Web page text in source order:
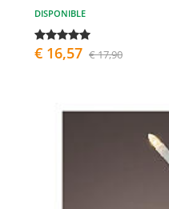
DISPONIBLE
€ 16,57 € 17,90